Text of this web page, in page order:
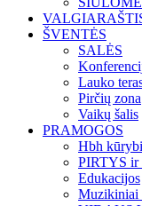
ŠVENTĖS
SALĖS
Lauko
Pirčių zona
Vaikų šalis
PRAMOGOS
Hbh
PIRTYS ir
Edukacijos
Muzikiniai